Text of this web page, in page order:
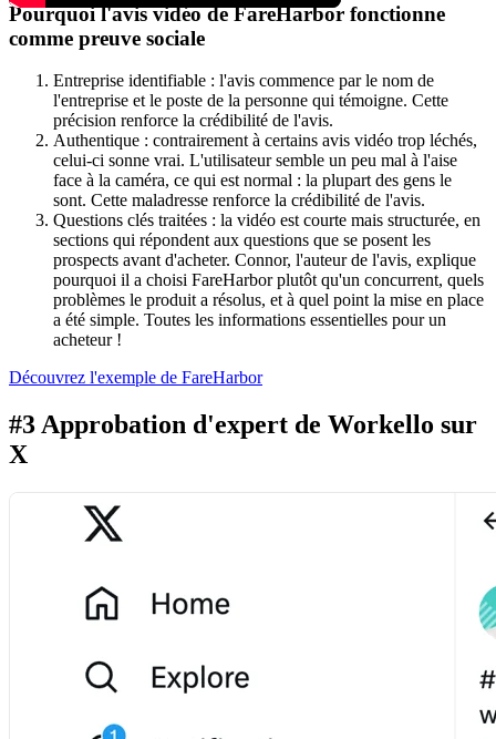
Pourquoi l'avis vidéo de FareHarbor fonctionne
comme preuve sociale
Entreprise identifiable : l'avis commence par le nom de
l'entreprise et le poste de la personne qui témoigne. Cette
précision renforce la crédibilité de l'avis.
Authentique : contrairement à certains avis vidéo trop léchés,
celui-ci sonne vrai. L'utilisateur semble un peu mal à l'aise
face à la caméra, ce qui est normal : la plupart des gens le
sont. Cette maladresse renforce la crédibilité de l'avis.
Questions clés traitées : la vidéo est courte mais structurée, en
sections qui répondent aux questions que se posent les
prospects avant d'acheter. Connor, l'auteur de l'avis, explique
pourquoi il a choisi FareHarbor plutôt qu'un concurrent, quels
problèmes le produit a résolus, et à quel point la mise en place
a été simple. Toutes les informations essentielles pour un
acheteur !
Découvrez l'exemple de FareHarbor
#3 Approbation d'expert de Workello sur
X